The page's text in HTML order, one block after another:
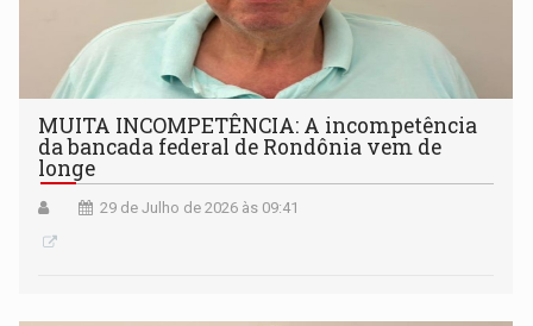
MUITA INCOMPETÊNCIA: A incompetência
da bancada federal de Rondônia vem de
longe
29 de Julho de 2026 às 09:41